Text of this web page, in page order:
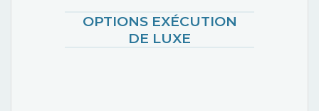
OPTIONS EXÉCUTION
DE LUXE